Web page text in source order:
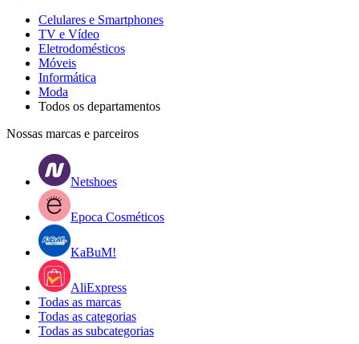
Celulares e Smartphones
TV e Vídeo
Eletrodomésticos
Móveis
Informática
Moda
Todos os departamentos
Nossas marcas e parceiros
Netshoes
Epoca Cosméticos
KaBuM!
AliExpress
Todas as marcas
Todas as categorias
Todas as subcategorias